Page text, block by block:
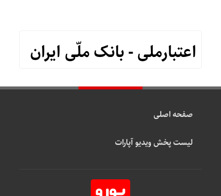
اعتبارملی - بانک ملّی ایران
صفحه اصلی
لیست پخش ویدیو آپارات